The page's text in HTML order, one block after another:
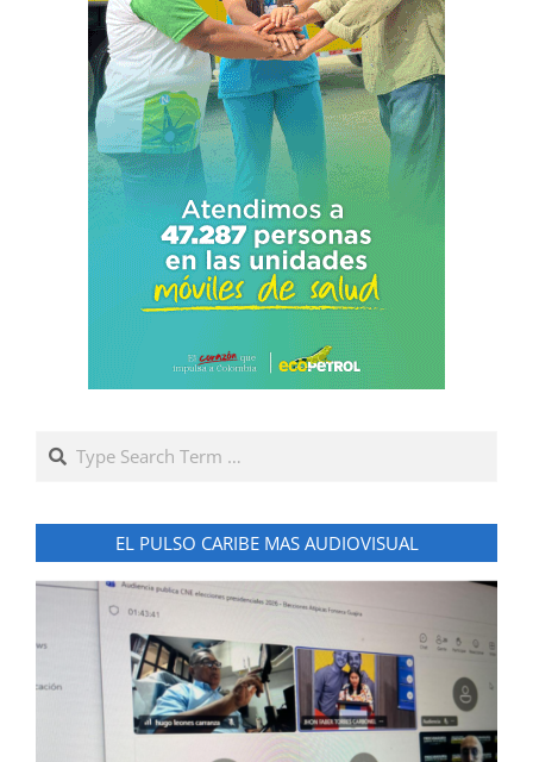
Search
EL PULSO CARIBE MAS AUDIOVISUAL